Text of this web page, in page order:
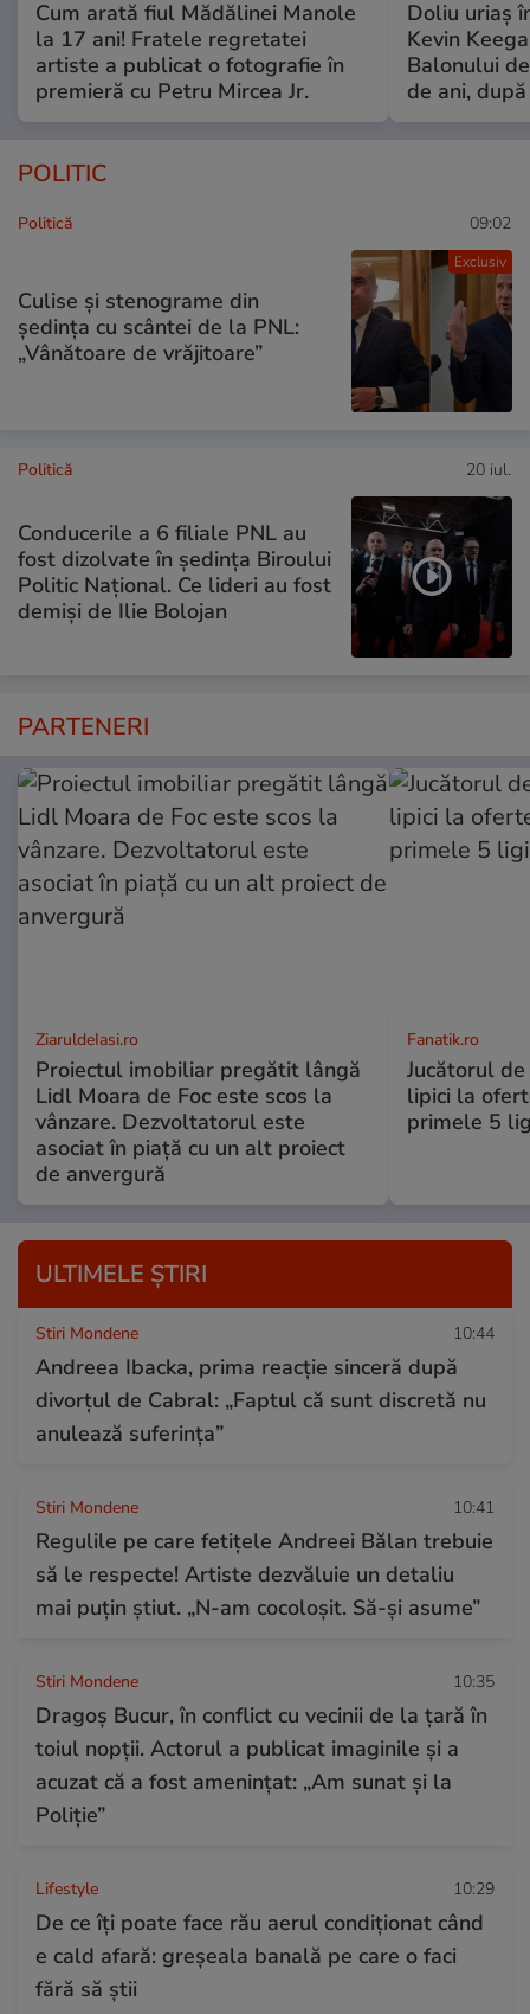
Cum arată fiul Mădălinei Manole
la 17 ani! Fratele regretatei
artiste a publicat o fotografie în
premieră cu Petru Mircea Jr.
Doliu uriaș
Kevin
Balonului
de ani,
POLITIC
Exclusiv
Politică 09:02
Culise și stenograme din
ședința cu scântei de la PNL:
„Vânătoare de vrăjitoare”
Politică 20 iul.
Conducerile a 6 filiale PNL au
fost dizolvate în ședința Biroului
Politic Național. Ce lideri au fost
demiși de Ilie Bolojan
PARTENERI
ZiaruldeIasi.ro
Proiectul imobiliar pregătit lângă
Lidl Moara de Foc este scos la
vânzare. Dezvoltatorul este
asociat în piață cu un alt proiect
de anvergură
Fanatik.ro
Jucătorul
lipici la
primele 5
ULTIMELE ȘTIRI
Stiri Mondene 10:44
Andreea Ibacka, prima reacție sinceră după
divorțul de Cabral: „Faptul că sunt discretă nu
anulează suferința”
Stiri Mondene 10:41
Regulile pe care fetițele Andreei Bălan trebuie
să le respecte! Artiste dezvăluie un detaliu
mai puțin știut. „N-am cocoloșit. Să-și asume”
Stiri Mondene 10:35
Dragoș Bucur, în conflict cu vecinii de la țară în
toiul nopții. Actorul a publicat imaginile și a
acuzat că a fost amenințat: „Am sunat și la
Poliție”
Lifestyle 10:29
De ce îți poate face rău aerul condiționat când
e cald afară: greșeala banală pe care o faci
fără să știi